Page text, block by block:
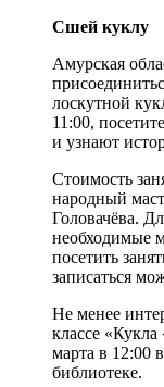
Сшей куклу
Амурская
лоскутной
11:00,
и узнают
Стоимость
народный
Головачёва.
необходимые
посетить
записаться
Не менее
классе
марта в 12:00
библиотеке.